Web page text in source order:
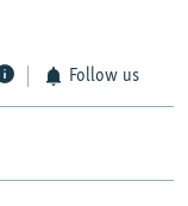
Follow us